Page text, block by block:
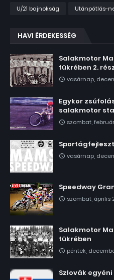
U/21 bajnokság
Utánpótlás-
HAVI ÉRDEKESSÉG
Salakmotor
tükrében 2.
vasárnap,
Egykor
salakmotor
szombat, február
vasárnap,
Speedway
szombat, április
Salakmotor
tükrében
péntek,
Szlovák